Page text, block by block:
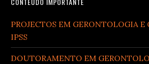
PROJECTOS EM GERONTOLOGIA E
IPSS
DOUTORAMENTO EM